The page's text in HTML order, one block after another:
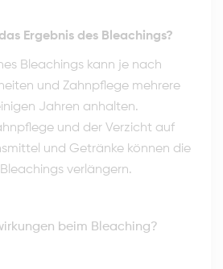
Ergebnis des Bleachings?
Bleachings kann je nach
und Zahnpflege mehrere
Jahren anhalten.
und der Verzicht auf
und Getränke können die
verlängern.
beim Bleaching?